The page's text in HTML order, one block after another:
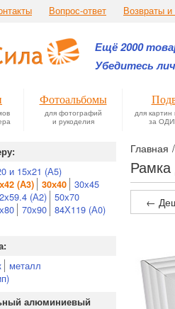
Вопрос-ответ Возвраты и
Ещё 2000
Убедитесь
Фотоальбомы
для фотографий
и рукоделия
для картин
за
Главная
Рамка
и 15х21 (А5)
(А3) 30х40
30х45
(А2) 50х70
70х90 84Х119 (А0)
металл
алюминиевый
←